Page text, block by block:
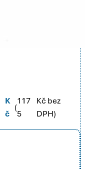
K
č
(
117
5
Kč bez
DPH)